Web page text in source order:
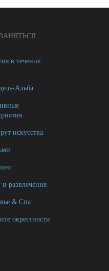
в течение
Альба
искусства
развлечения
& Спа
окрестности